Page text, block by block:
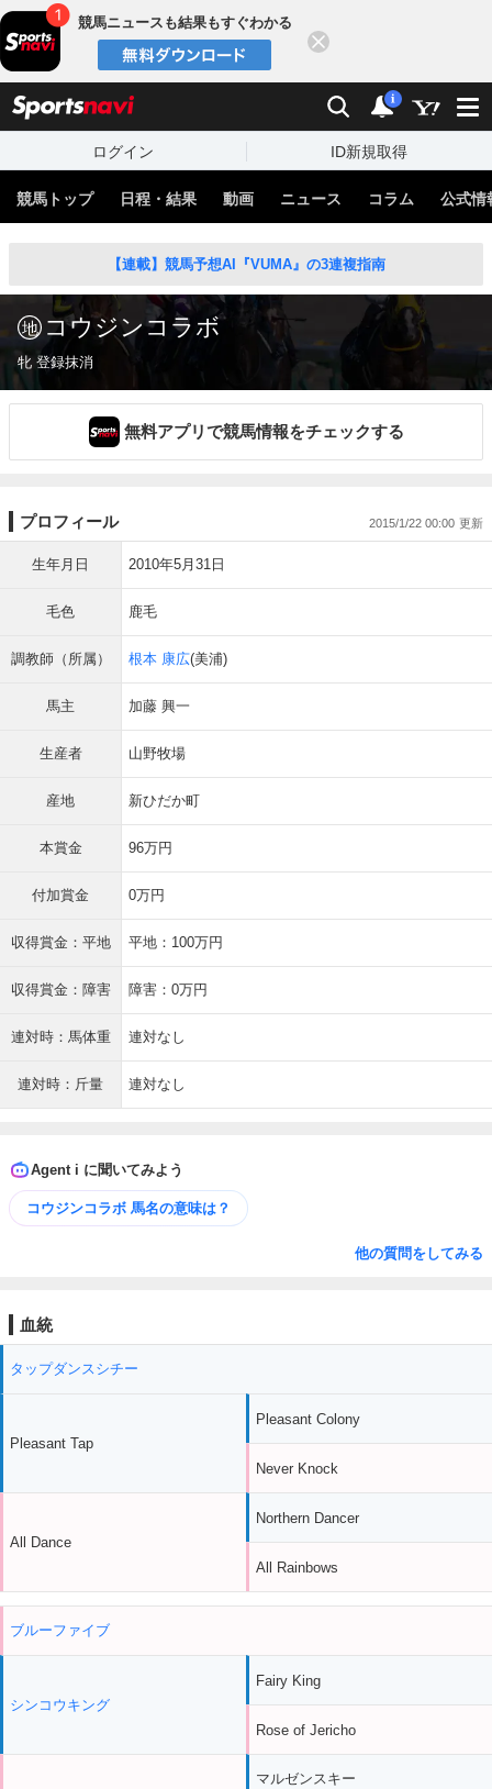
競馬ニュースも結果もすぐわかる
検索 通知
i
ログイン ID新規取得
競馬トップ 日程・結果 動画 ニュース コラム 公式情
【連載】競馬予想AI『VUMA』の3連複指南
コウジンコラボ
牝 登録抹消
無料アプリで競馬情報をチェックする
プロフィール 2015/1/22 00:00
生年月日 2010年5月31日
毛色 鹿毛
調教師（所属） 根本 康広(美浦)
馬主 加藤 興一
生産者 山野牧場
産地 新ひだか町
本賞金 96万円
付加賞金 0万円
収得賞金：平地 平地：100万円
収得賞金：障害 障害：0万円
連対時：馬体重 連対なし
連対時：斤量 連対なし
Agent i に聞いてみよう
コウジンコラボ 馬名の意味は？
他の質問をしてみる
血統
タップダンスシチー
Pleasant Tap
All Dance
Pleasant Colony
Never Knock
Northern Dancer
All Rainbows
ブルーファイブ
シンコウキング
Fairy King
Rose of Jericho
マルゼンスキー